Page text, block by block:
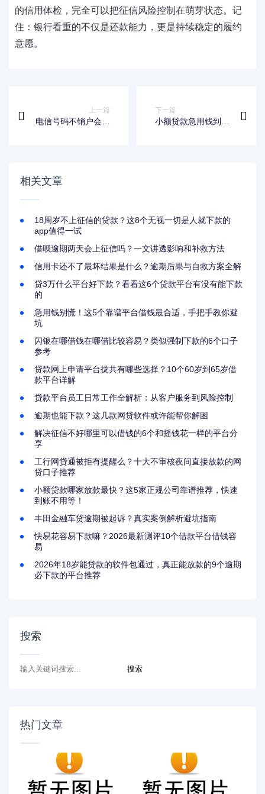
的信用体检，完全可以把征信风险控制在萌芽状态。记
住：银行看重的不仅是还款能力，更是持续稳定的履约
意愿。
上一篇
电信号码不销户会影
下一篇
小额贷款急用钱到底
相关文章
18周岁不上征信的贷款？这8个无视一切是人就下款的
app值得一试
借呗逾期两天会上征信吗？一文讲透影响和补救方法
信用卡还不了最坏结果是什么？逾期后果与自救方案全解
贷3万什么平台好下款？看看这6个贷款平台有没有能下款
的
急用钱别慌！这5个靠谱平台借钱最合适，手把手教你避
坑
闪银在哪借钱在哪借比较容易？类似强制下款的6个口子
参考
贷款网上申请平台拢共有哪些选择？10个60岁到65岁借
款平台详解
贷款平台员工日常工作全解析：从客户服务到风险控制
逾期也能下款？这几款网贷软件或许能帮你解困
解决征信不好哪里可以借钱的6个和摇钱花一样的平台分
享
工行网贷通被拒有提醒么？十大不审核夜间直接放款的网
贷口子推荐
小额贷款哪家放款最快？这5家正规公司靠谱推荐，快速
到账不用等！
丰田金融车贷逾期被起诉？真实案例解析避坑指南
快易花容易下款嘛？2026最新测评10个借款平台借钱容
易
2026年18岁能贷款的软件包通过，真正能放款的9个逾期
必下款的平台推荐
搜索
热门文章